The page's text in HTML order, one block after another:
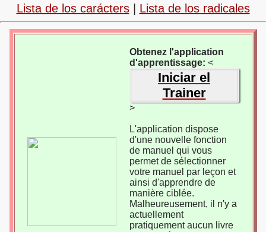
Lista de los carácters| Lista de los radicales
Obtenez l'application
d'apprentissage: <
Iniciar el
Trainer
>
L'application dispose
d'une nouvelle fonction
de manuel qui vous
permet de sélectionner
votre manuel par leçon et
ainsi d'apprendre de
manière ciblée.
Malheureusement, il n'y a
actuellement
pratiquement aucun livre